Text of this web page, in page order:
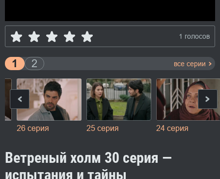
1 голосов
1 2 все серии
26 серия 25 серия 24 серия
Ветреный холм 30 серия —
испытания и тайны